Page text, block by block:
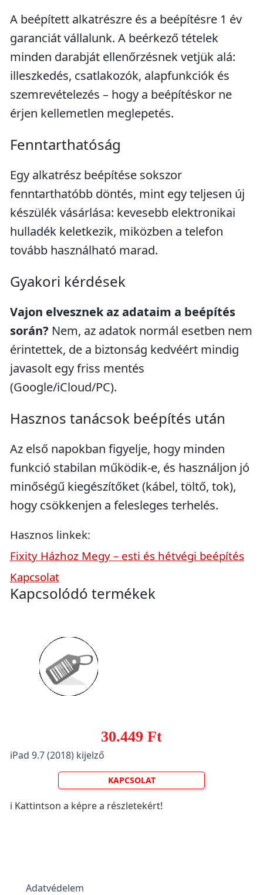
A beépített alkatrészre és a beépítésre 1 év
garanciát vállalunk. A beérkező tételek
minden darabját ellenőrzésnek vetjük alá:
illeszkedés, csatlakozók, alapfunkciók és
szemrevételezés – hogy a beépítéskor ne
érjen kellemetlen meglepetés.
Fenntarthatóság
Egy alkatrész beépítése sokszor
fenntarthatóbb döntés, mint egy teljesen új
készülék vásárlása: kevesebb elektronikai
hulladék keletkezik, miközben a telefon
tovább használható marad.
Gyakori kérdések
Vajon elvesznek az adataim a beépítés
során? Nem, az adatok normál esetben nem
érintettek, de a biztonság kedvéért mindig
javasolt egy friss mentés
(Google/iCloud/PC).
Hasznos tanácsok beépítés után
Az első napokban figyelje, hogy minden
funkció stabilan működik-e, és használjon jó
minőségű kiegészítőket (kábel, töltő, tok),
hogy csökkenjen a felesleges terhelés.
Hasznos linkek:
Fixity Házhoz Megy – esti és hétvégi beépítés
Kapcsolat
Kapcsolódó termékek
30.449 Ft
iPad 9.7 (2018) kijelző
KAPCSOLAT
ℹ️ Kattintson a képre a részletekért!
Adatvédelem